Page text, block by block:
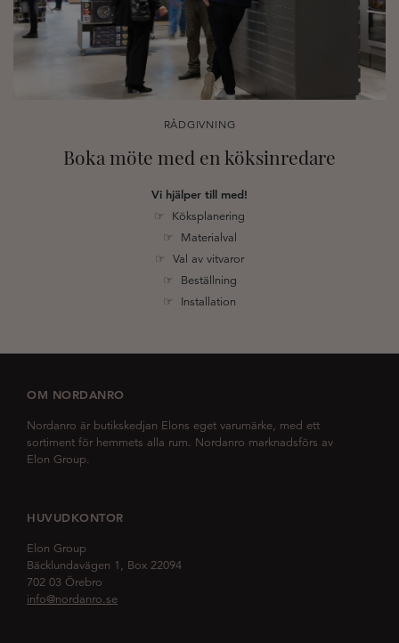
RÅDGIVNING
Boka möte med en köksinredare
Vi hjälper till med!
☞ Köksplanering
☞ Materialval
☞ Val av vitvaror
☞ Beställning
☞ Installation
OM NORDANRO
Nordanro är butikskedjan Elons eget varumärke, med ett
sortiment för hemmets alla rum. Nordanro marknadsförs av
Elon Group.
HUVUDKONTOR
Elon Group
Bäcklundavägen 1, Box 22094
702 03 Örebro
info@nordanro.se